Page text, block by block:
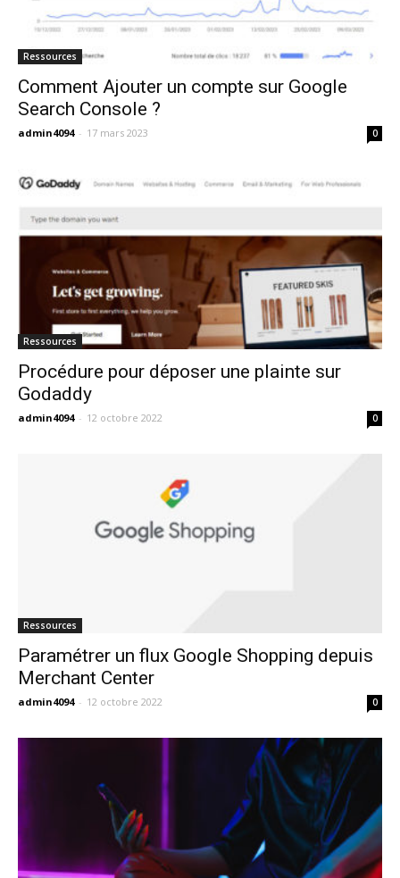
Ressources
Comment Ajouter un compte sur Google
Search Console ?
admin4094 - 17 mars 2023 0
Ressources
Procédure pour déposer une plainte sur
Godaddy
admin4094 - 12 octobre 2022 0
Ressources
Paramétrer un flux Google Shopping depuis
Merchant Center
admin4094 - 12 octobre 2022 0